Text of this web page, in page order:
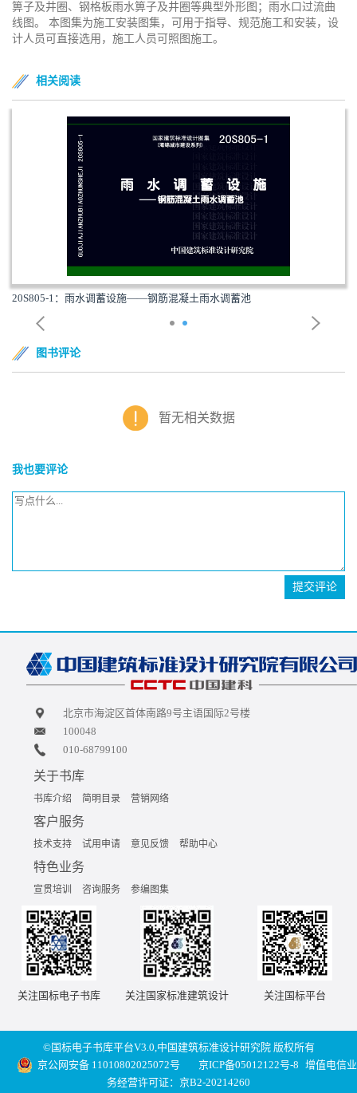
箅子及井圈、钢格板雨水箅子及井圈等典型外形图；雨水口过流曲
线图。 本图集为施工安装图集，可用于指导、规范施工和安装，设
计人员可直接选用，施工人员可照图施工。
相关阅读
：雨水调蓄设施——钢筋混凝土雨水调蓄池
图书评论
暂无相关数据
我也要评论
提交评论
北京市海淀区首体南路9号主语国际2号楼
100048
010-68799100
关于书库
书库介绍 简明目录 营销网络
客户服务
技术支持 试用申请 意见反馈 帮助中心
特色业务
宣贯培训 咨询服务 参编图集
关注国标电子书库 关注国家标准建筑设计 关注国标平台
©国标电子书库平台V3.0,中国建筑标准设计研究院 版权所有
京公网安备 11010802025072号
京ICP备05012122号-8 增值电信业
务经营许可证：京B2-20214260